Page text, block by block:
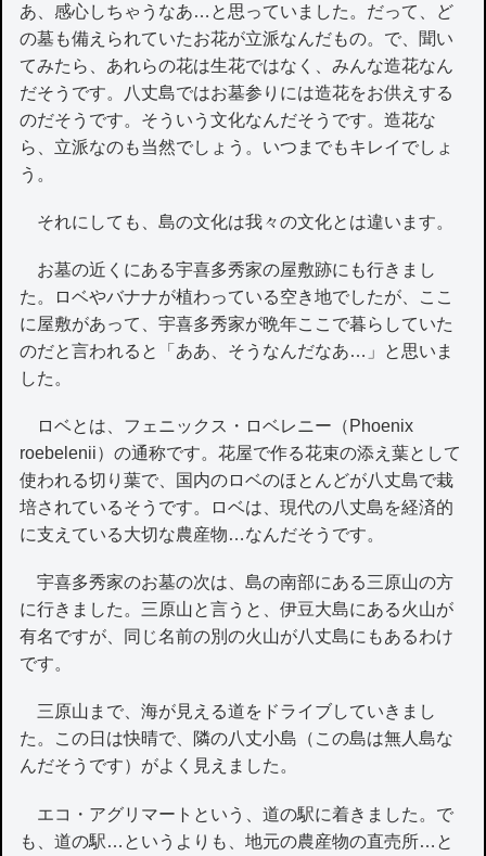
あ、感心しちゃうなあ…と思っていました。だって、ど
の墓も備えられていたお花が立派なんだもの。で、聞い
てみたら、あれらの花は生花ではなく、みんな造花なん
だそうです。八丈島ではお墓参りには造花をお供えする
のだそうです。そういう文化なんだそうです。造花な
ら、立派なのも当然でしょう。いつまでもキレイでしょ
う。
それにしても、島の文化は我々の文化とは違います。
お墓の近くにある宇喜多秀家の屋敷跡にも行きまし
た。ロベやバナナが植わっている空き地でしたが、ここ
に屋敷があって、宇喜多秀家が晩年ここで暮らしていた
のだと言われると「ああ、そうなんだなあ…」と思いま
した。
ロベとは、フェニックス・ロベレニー（Phoenix
roebelenii）の通称です。花屋で作る花束の添え葉として
使われる切り葉で、国内のロベのほとんどが八丈島で栽
培されているそうです。ロベは、現代の八丈島を経済的
に支えている大切な農産物…なんだそうです。
宇喜多秀家のお墓の次は、島の南部にある三原山の方
に行きました。三原山と言うと、伊豆大島にある火山が
有名ですが、同じ名前の別の火山が八丈島にもあるわけ
です。
三原山まで、海が見える道をドライブしていきまし
た。この日は快晴で、隣の八丈小島（この島は無人島な
んだそうです）がよく見えました。
エコ・アグリマートという、道の駅に着きました。で
も、道の駅…というよりも、地元の農産物の直売所…と